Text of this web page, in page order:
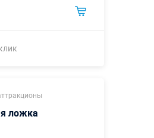
(диаметр -0,3
ложка